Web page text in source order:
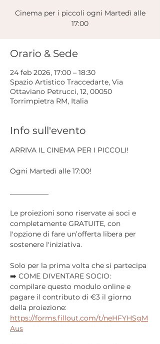
Cinema per i piccoli ogni Martedì alle
17:00
Orario & Sede
24 feb 2026, 17:00 – 18:30
Spazio Artistico Traccedarte, Via
Ottaviano Petrucci, 12, 00050
Torrimpietra RM, Italia
Info sull'evento
ARRIVA IL CINEMA PER I PICCOLI!
Ogni Martedì alle 17:00!
Le proiezioni sono riservate ai soci e
completamente GRATUITE, con
l'opzione di fare un’offerta libera per
sostenere l'iniziativa.
Solo per la prima volta che si partecipa
➡️ COME DIVENTARE SOCIO:
compilare questo modulo online e
pagare il contributo di €3 il giorno
della proiezione:
https://forms.fillout.com/t/neHFYHSgM
Aus